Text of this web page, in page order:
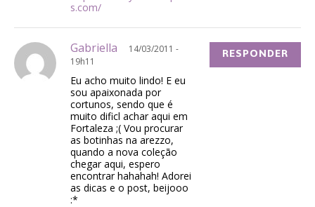
s.com/
Gabriella
14/03/2011 -
19h11
Eu acho muito lindo! E eu
sou apaixonada por
cortunos, sendo que é
muito dificl achar aqui em
Fortaleza ;( Vou procurar
as botinhas na arezzo,
quando a nova coleção
chegar aqui, espero
encontrar hahahah! Adorei
as dicas e o post, beijooo
:*
RESPONDER